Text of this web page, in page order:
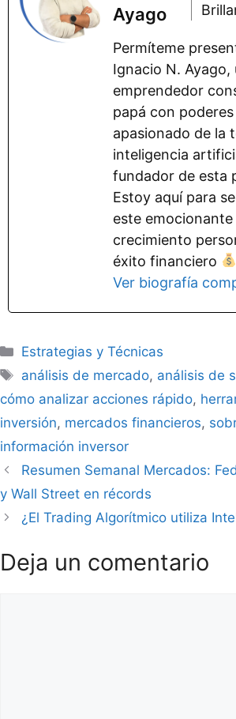
Ayago
Permíteme
Ignacio N. Ayago,
emprendedor
papá con poderes
apasionado de la
inteligencia
fundador de esta
Estoy aquí para
este emocionante
crecimiento
éxito financiero
Ver biografía
Categorías
Estrategias y Técnicas
Etiquetas
análisis de mercado, análisis de
cómo analizar acciones rápido,
inversión, mercados financieros,
información inversor
Resumen Semanal Mercados:
y Wall Street en récords
¿El Trading Algorítmico utiliza
Deja un comentario